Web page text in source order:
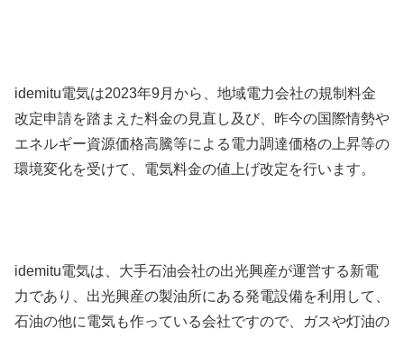
idemitu電気は2023年9月から、地域電力会社の規制料金
改定申請を踏まえた料金の見直し及び、昨今の国際情勢や
エネルギー資源価格高騰等による電力調達価格の上昇等の
環境変化を受けて、電気料金の値上げ改定を行います。
idemitu電気は、大手石油会社の出光興産が運営する新電
力であり、出光興産の製油所にある発電設備を利用して、
石油の他に電気も作っている会社ですので、ガスや灯油の